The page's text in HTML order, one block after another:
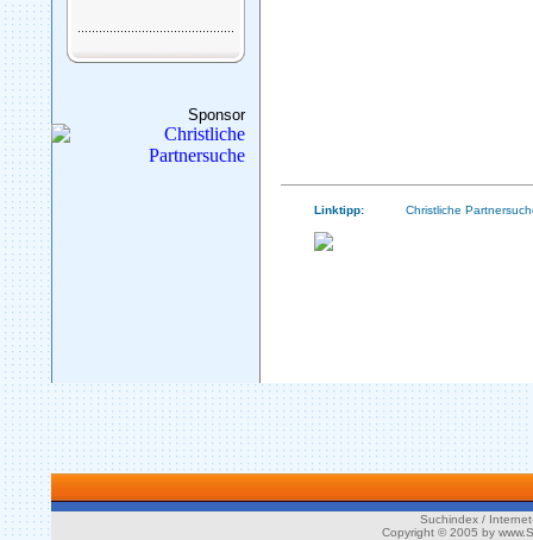
Sponsor
Linktipp: Christliche
Suchindex /
Copyright © 2005 by